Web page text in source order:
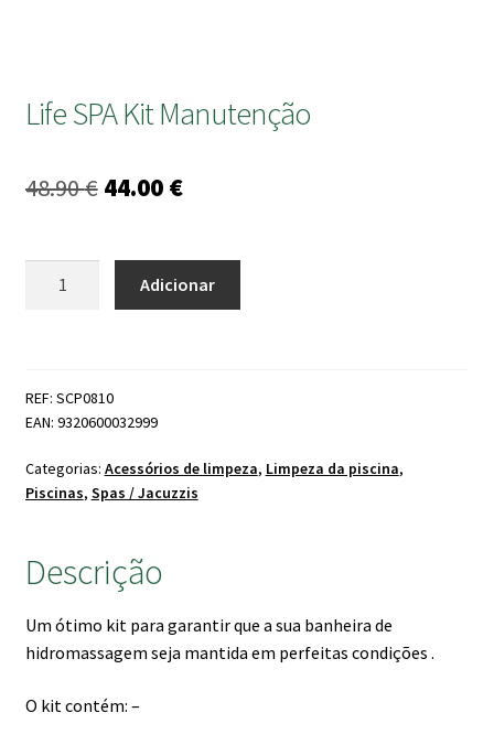
Life SPA Kit Manutenção
48.90€ O
original
era:
44.00 €O
atual
é:
Manutenção
Adicionar
REF: SCP0810
EAN: 9320600032999
Categorias: Acessórios de limpeza, Limpeza da piscina,
Piscinas, Spas / Jacuzzis
Descrição
Um ótimo kit para garantir que a sua banheira de
hidromassagem seja mantida em perfeitas condições .
O kit contém: –